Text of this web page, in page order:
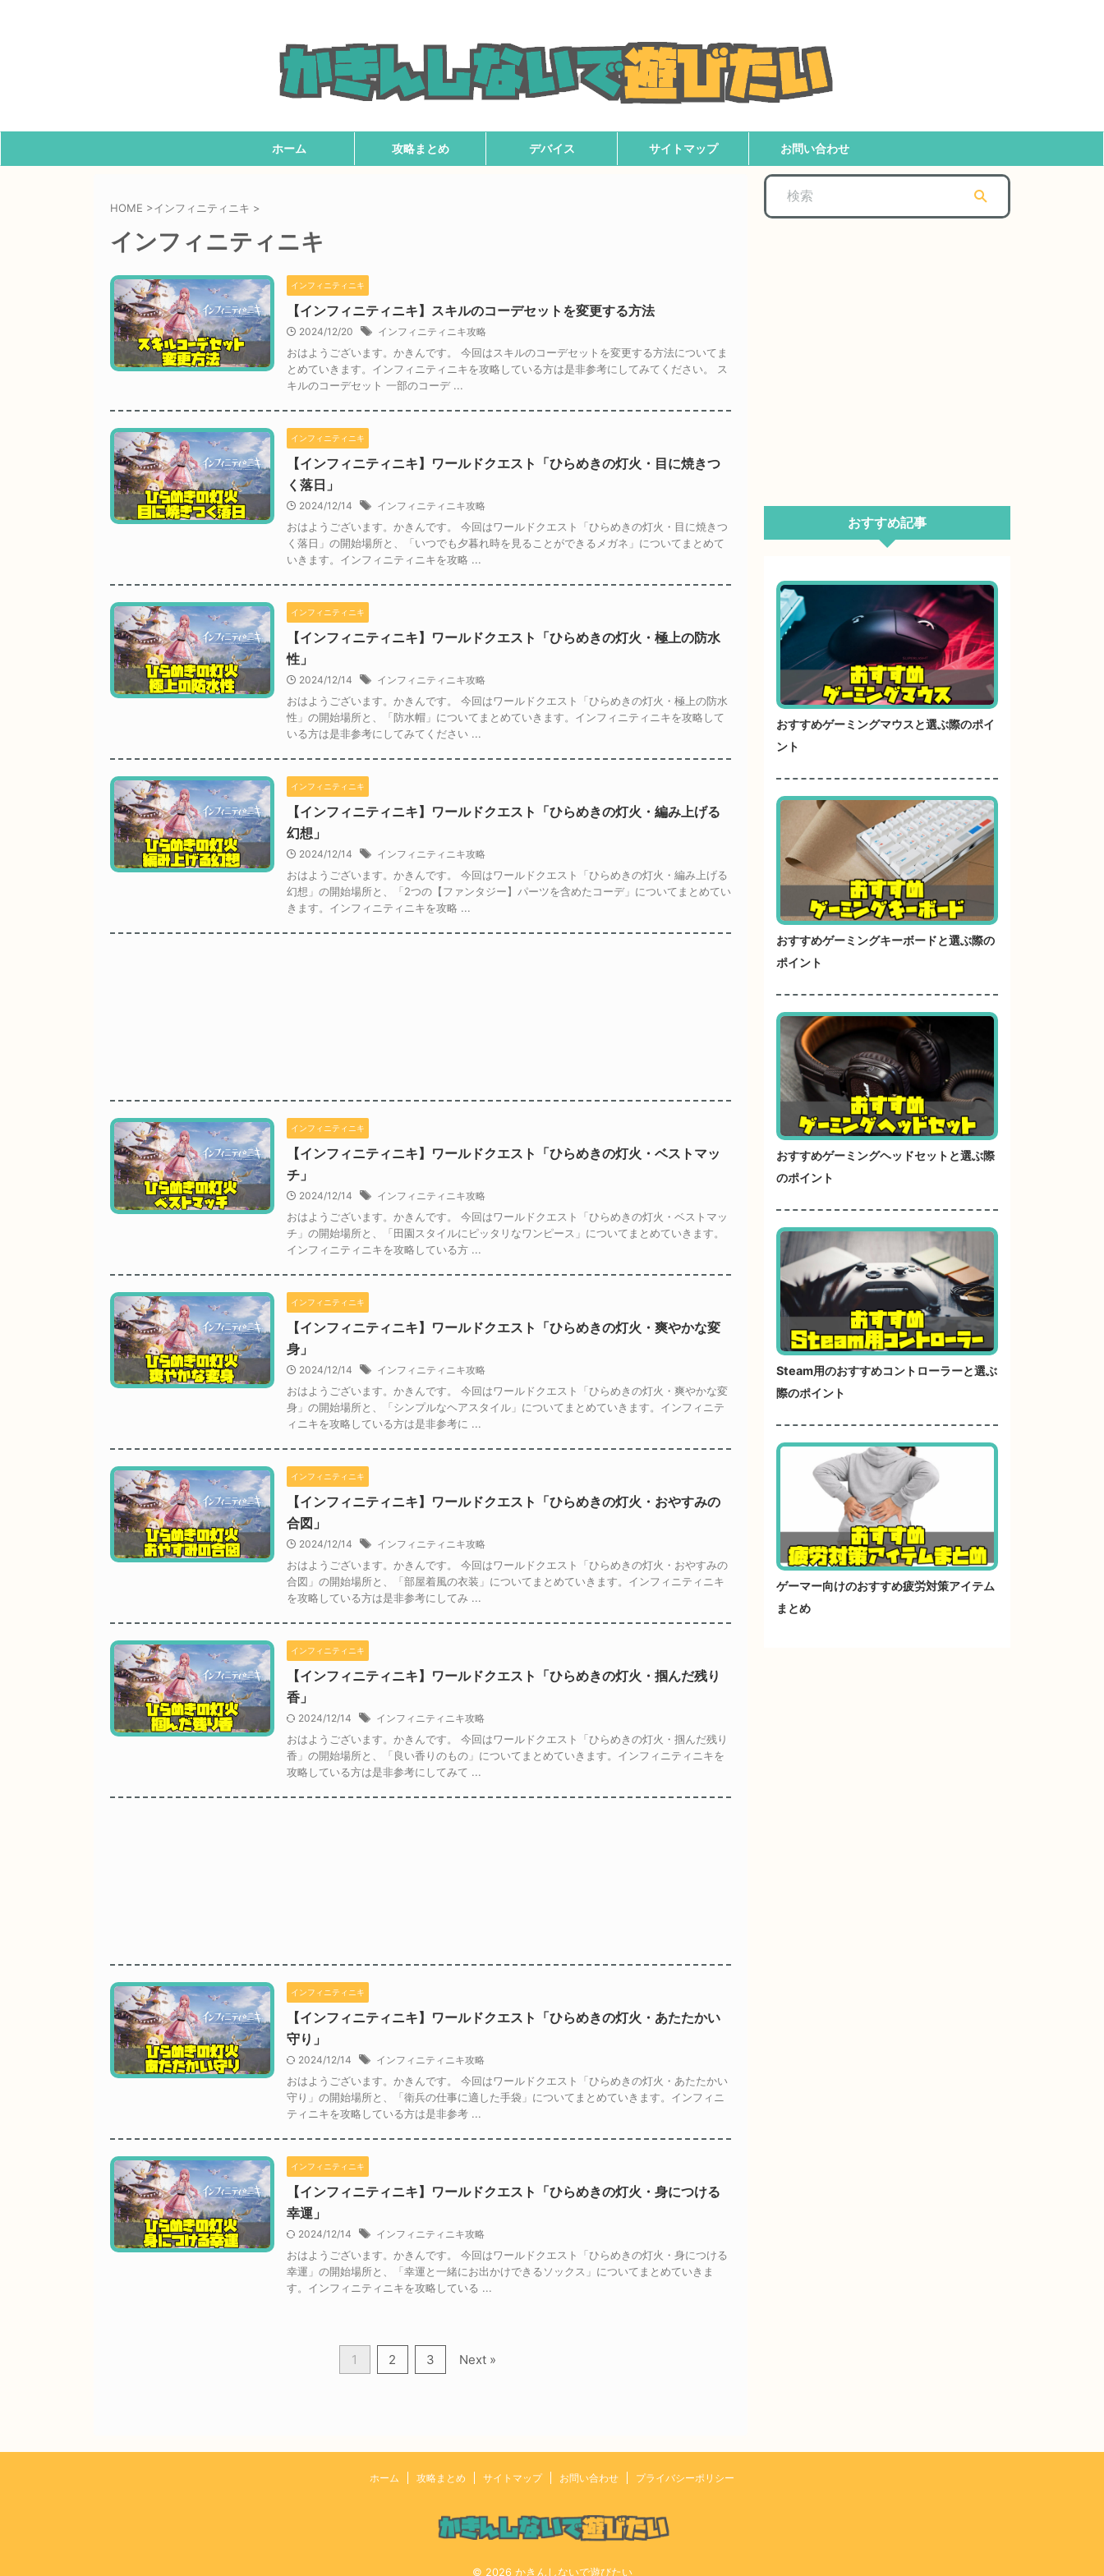
ホーム 攻略まとめ デバイス サイトマップ お問い合わせ
HOME >インフィニティニキ >
インフィニティニキ
インフィニティニキ
【インフィニティニキ】スキルのコーデセットを変更する方法
2024/12/20 インフィニティニキ攻略
おはようございます。かきんです。 今回はスキルのコーデセットを変更する方法についてま
とめていきます。インフィニティニキを攻略している方は是非参考にしてみてください。 ス
キルのコーデセット 一部のコーデ ...
インフィニティニキ
【インフィニティニキ】ワールドクエスト「ひらめきの灯火・目に焼きつ
く落日」
2024/12/14 インフィニティニキ攻略
おはようございます。かきんです。 今回はワールドクエスト「ひらめきの灯火・目に焼きつ
く落日」の開始場所と、「いつでも夕暮れ時を見ることができるメガネ」についてまとめて
いきます。インフィニティニキを攻略 ...
インフィニティニキ
【インフィニティニキ】ワールドクエスト「ひらめきの灯火・極上の防水
性」
2024/12/14 インフィニティニキ攻略
おはようございます。かきんです。 今回はワールドクエスト「ひらめきの灯火・極上の防水
性」の開始場所と、「防水帽」についてまとめていきます。インフィニティニキを攻略して
いる方は是非参考にしてみてください ...
インフィニティニキ
【インフィニティニキ】ワールドクエスト「ひらめきの灯火・編み上げる
幻想」
2024/12/14 インフィニティニキ攻略
おはようございます。かきんです。 今回はワールドクエスト「ひらめきの灯火・編み上げる
幻想」の開始場所と、「2つの【ファンタジー】パーツを含めたコーデ」についてまとめてい
きます。インフィニティニキを攻略 ...
インフィニティニキ
【インフィニティニキ】ワールドクエスト「ひらめきの灯火・ベストマッ
チ」
2024/12/14 インフィニティニキ攻略
おはようございます。かきんです。 今回はワールドクエスト「ひらめきの灯火・ベストマッ
チ」の開始場所と、「田園スタイルにピッタリなワンピース」についてまとめていきます。
インフィニティニキを攻略している方 ...
インフィニティニキ
【インフィニティニキ】ワールドクエスト「ひらめきの灯火・爽やかな変
身」
2024/12/14 インフィニティニキ攻略
おはようございます。かきんです。 今回はワールドクエスト「ひらめきの灯火・爽やかな変
身」の開始場所と、「シンプルなヘアスタイル」についてまとめていきます。インフィニテ
ィニキを攻略している方は是非参考に ...
インフィニティニキ
【インフィニティニキ】ワールドクエスト「ひらめきの灯火・おやすみの
合図」
2024/12/14 インフィニティニキ攻略
おはようございます。かきんです。 今回はワールドクエスト「ひらめきの灯火・おやすみの
合図」の開始場所と、「部屋着風の衣装」についてまとめていきます。インフィニティニキ
を攻略している方は是非参考にしてみ ...
インフィニティニキ
【インフィニティニキ】ワールドクエスト「ひらめきの灯火・掴んだ残り
香」
2024/12/14 インフィニティニキ攻略
おはようございます。かきんです。 今回はワールドクエスト「ひらめきの灯火・掴んだ残り
香」の開始場所と、「良い香りのもの」についてまとめていきます。インフィニティニキを
攻略している方は是非参考にしてみて ...
インフィニティニキ
【インフィニティニキ】ワールドクエスト「ひらめきの灯火・あたたかい
守り」
2024/12/14 インフィニティニキ攻略
おはようございます。かきんです。 今回はワールドクエスト「ひらめきの灯火・あたたかい
守り」の開始場所と、「衛兵の仕事に適した手袋」についてまとめていきます。インフィニ
ティニキを攻略している方は是非参考 ...
インフィニティニキ
【インフィニティニキ】ワールドクエスト「ひらめきの灯火・身につける
幸運」
2024/12/14 インフィニティニキ攻略
おはようございます。かきんです。 今回はワールドクエスト「ひらめきの灯火・身につける
幸運」の開始場所と、「幸運と一緒にお出かけできるソックス」についてまとめていきま
す。インフィニティニキを攻略している ...
1 2 3 Next »
おすすめ記事
おすすめゲーミングマウスと選ぶ際のポイ
ント
おすすめゲーミングキーボードと選ぶ際の
ポイント
おすすめゲーミングヘッドセットと選ぶ際
のポイント
Steam用のおすすめコントローラーと選ぶ
際のポイント
ゲーマー向けのおすすめ疲労対策アイテム
まとめ
ホーム 攻略まとめ サイトマップ お問い合わせ プライバシーポリシー
© 2026 かきんしないで遊びたい